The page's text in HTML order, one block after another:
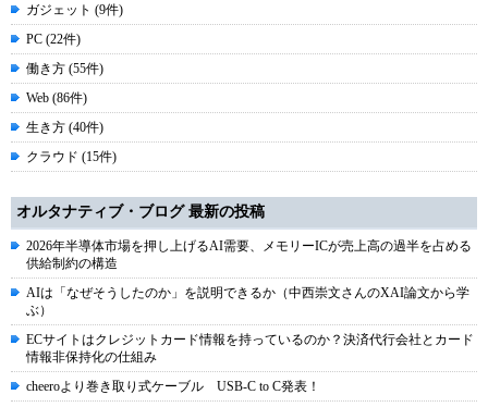
ガジェット (9件)
PC (22件)
働き方 (55件)
Web (86件)
生き方 (40件)
クラウド (15件)
オルタナティブ・ブログ 最新の投稿
2026年半導体市場を押し上げるAI需要、メモリーICが売上高の過半を占める
供給制約の構造
AIは「なぜそうしたのか」を説明できるか（中西崇文さんのXAI論文から学
ぶ）
ECサイトはクレジットカード情報を持っているのか？決済代行会社とカード
情報非保持化の仕組み
cheeroより巻き取り式ケーブル USB-C to C発表！